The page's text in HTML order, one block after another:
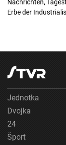
Nachrichten,
Erbe der
Jednotka
Dvojka
24
Šport